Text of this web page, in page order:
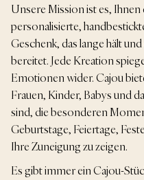
Unsere Mission ist es, Ihnen
personalisierte,
Geschenk, das lange hält
bereitet. Jede Kreation
Emotionen wider. Cajou
Frauen, Kinder, Babys und
sind, die besonderen
Geburtstage, Feiertage,
Ihre Zuneigung zu zeigen.
Es gibt immer ein Cajou-